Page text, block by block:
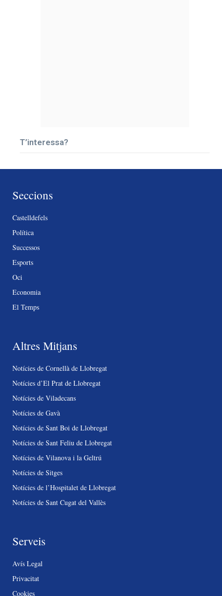
T’interessa?
Seccions
Castelldefels
Política
Successos
Esports
Oci
Economia
El Temps
Altres Mitjans
Notícies de Cornellà de Llobregat
Notícies d’El Prat de Llobregat
Notícies de Viladecans
Notícies de Gavà
Notícies de Sant Boi de Llobregat
Notícies de Sant Feliu de Llobregat
Notícies de Vilanova i la Geltrú
Notícies de Sitges
Notícies de l’Hospitalet de Llobregat
Notícies de Sant Cugat del Vallès
Serveis
Avís Legal
Privacitat
Cookies